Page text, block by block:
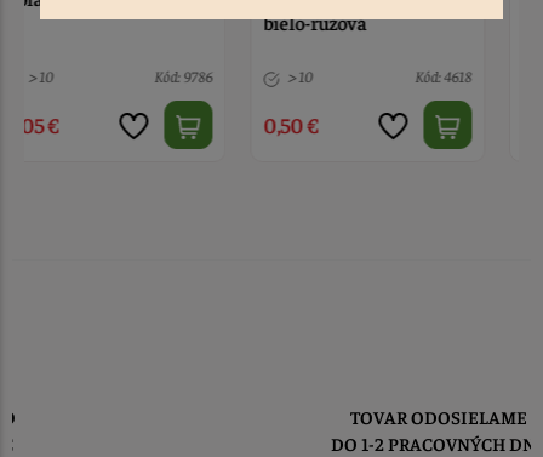
bielo-ružová
Kód: 4618
0,50 €
diamant 4 ks
Kód: 3582
2,50 €
TOVAR ODOSIELAME
DO 1-2 PRACOVNÝCH DNÍ